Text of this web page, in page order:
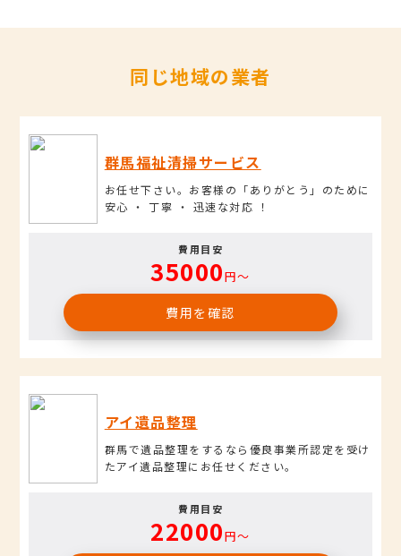
同じ地域の業者
群馬福祉清掃サービス
お任せ下さい。お客様の「ありがとう」のために
安心 ・ 丁寧 ・ 迅速な対応 ！
費用目安
35000円〜
費用を確認
アイ遺品整理
群馬で遺品整理をするなら優良事業所認定を受け
たアイ遺品整理にお任せください。
費用目安
22000円〜